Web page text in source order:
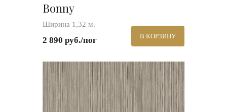
Bonny
Ширина 1,32 м.
2 890 руб./пог В КОРЗИНУ